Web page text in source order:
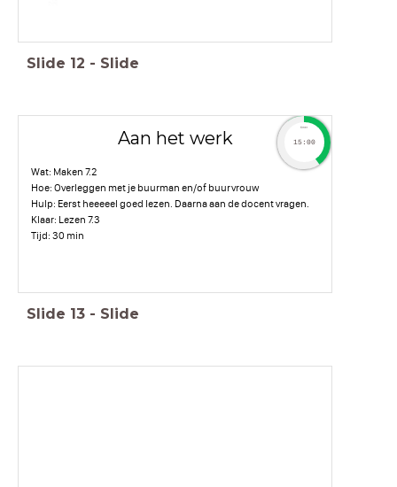
Slide 12 - Slide
Aan het werk
Wat: Maken 7.2
Hoe: Overleggen met je buurman en/of buurvrouw
Hulp: Eerst heeeeel goed lezen. Daarna aan de docent vragen.
Klaar: Lezen 7.3
Tijd: 30 min
timer
15:00
Slide 13 - Slide